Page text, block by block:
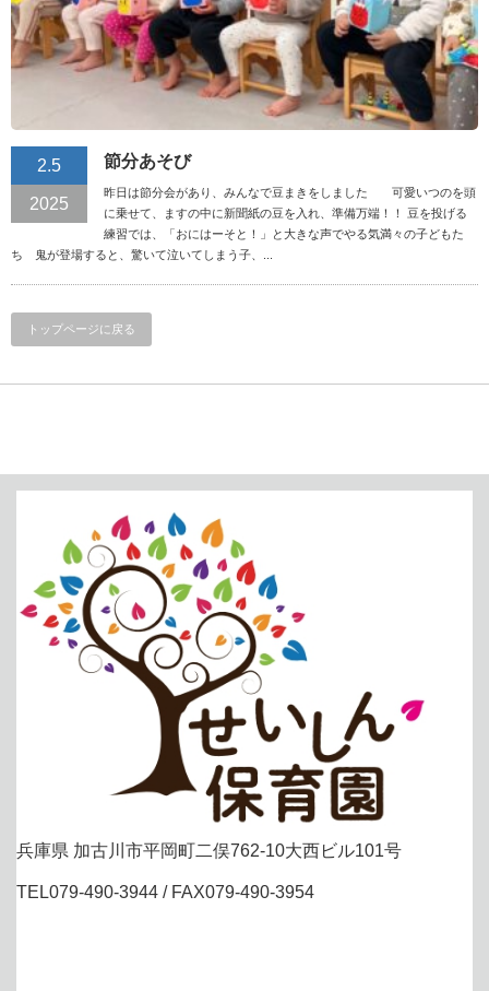
2.5
2025
節分あそび
昨日は節分会があり、みんなで豆まきをしました 可愛いつのを頭
に乗せて、ますの中に新聞紙の豆を入れ、準備万端！！ 豆を投げる
練習では、「おにはーそと！」と大きな声でやる気満々の子どもた
ち 鬼が登場すると、驚いて泣いてしまう子、...
トップページに戻る
兵庫県 加古川市平岡町二俣762-10大西ビル101号
TEL079-490-3944 / FAX079-490-3954